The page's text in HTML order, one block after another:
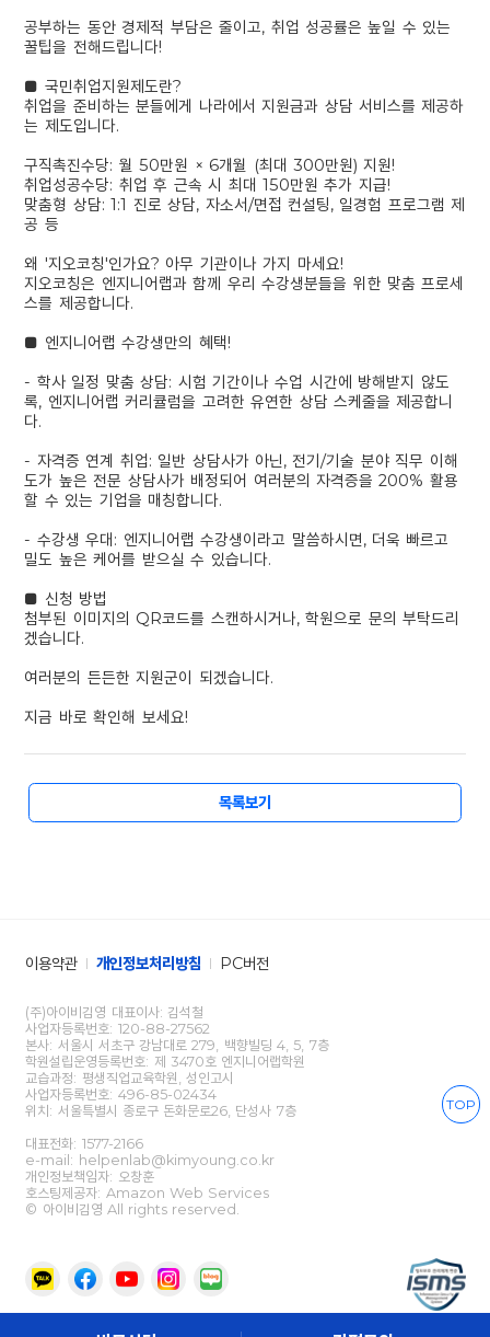
TOP
공부하는 동안 경제적 부담은 줄이고, 취업 성공률은 높일 수 있는
꿀팁을 전해드립니다!
■ 국민취업지원제도란?
취업을 준비하는 분들에게 나라에서 지원금과 상담 서비스를 제공하
는 제도입니다.
구직촉진수당: 월 50만원 × 6개월 (최대 300만원) 지원!
취업성공수당: 취업 후 근속 시 최대 150만원 추가 지급!
맞춤형 상담: 1:1 진로 상담, 자소서/면접 컨설팅, 일경험 프로그램 제
공 등
왜 '지오코칭'인가요? 아무 기관이나 가지 마세요!
지오코칭은 엔지니어랩과 함께 우리 수강생분들을 위한 맞춤 프로세
스를 제공합니다.
■ 엔지니어랩 수강생만의 혜택!
- 학사 일정 맞춤 상담: 시험 기간이나 수업 시간에 방해받지 않도
록, 엔지니어랩 커리큘럼을 고려한 유연한 상담 스케줄을 제공합니
다.
- 자격증 연계 취업: 일반 상담사가 아닌, 전기/기술 분야 직무 이해
도가 높은 전문 상담사가 배정되어 여러분의 자격증을 200% 활용
할 수 있는 기업을 매칭합니다.
- 수강생 우대: 엔지니어랩 수강생이라고 말씀하시면, 더욱 빠르고
밀도 높은 케어를 받으실 수 있습니다.
■ 신청 방법
첨부된 이미지의 QR코드를 스캔하시거나, 학원으로 문의 부탁드리
겠습니다.
여러분의 든든한 지원군이 되겠습니다.
지금 바로 확인해 보세요!
목록보기
이용약관 개인정보처리방침 PC버전
(주)아이비김영 대표이사: 김석철
사업자등록번호: 120-88-27562
본사: 서울시 서초구 강남대로 279, 백향빌딩 4, 5, 7층
학원설립운영등록번호: 제 3470호 엔지니어랩학원
교습과정: 평생직업교육학원, 성인고시
사업자등록번호: 496-85-02434
위치: 서울특별시 종로구 돈화문로26, 단성사 7층
대표전화: 1577-2166
e-mail: helpenlab@kimyoung.co.kr
개인정보책임자: 오창훈
호스팅제공자: Amazon Web Services
© 아이비김영 All rights reserved.